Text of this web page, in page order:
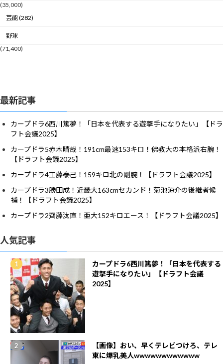
(35,000)
芸能 (282)
野球
(71,400)
最新記事
カープドラ6西川篤夢！「日本を代表する遊撃手になりたい」【ドラ
フト会議2025】
カープドラ5赤木晴哉！191cm最速153キロ！佛教大の本格派右腕！
【ドラフト会議2025】
カープドラ4工藤泰己！159キロ北の剛腕！【ドラフト会議2025】
カープドラ3勝田成！近畿大163cmセカンド！菊池涼介の後継者候
補！【ドラフト会議2025】
カープドラ2齊藤汰直！亜大152キロエース！【ドラフト会議2025】
人気記事
カープドラ6西川篤夢！「日本を代表する
遊撃手になりたい」【ドラフト会議
2025】
【画像】おい、早くテレビつけろ、テレ
東に爆乳美人wwwwwwwwwwww